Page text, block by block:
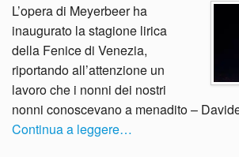
L’opera di Meyerbeer ha
inaugurato la stagione lirica
della Fenice di Venezia,
riportando all’attenzione un
lavoro che i nonni dei nostri
nonni conoscevano a menadito –
Continua a leggere…